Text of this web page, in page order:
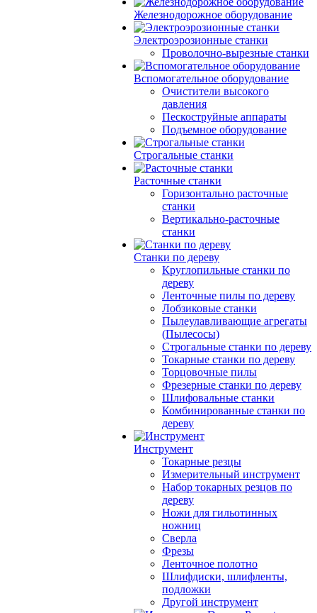
Железнодорожное оборудование
Электроэрозионные станки
Проволочно-вырезные станки
Вспомогательное оборудование
Очистители высокого
давления
Пескоструйные аппараты
Подъемное оборудование
Строгальные станки
Расточные станки
Горизонтально расточные
станки
Вертикально-расточные
станки
Станки по дереву
Круглопильные станки по
дереву
Ленточные пилы по дереву
Лобзиковые станки
Пылеулавливающие агрегаты
(Пылесосы)
Строгальные станки по дереву
Токарные станки по дереву
Торцовочные пилы
Фрезерные станки по дереву
Шлифовальные станки
Комбинированные станки по
дереву
Инструмент
Токарные резцы
Измерительный инструмент
Набор токарных резцов по
дереву
Ножи для гильотинных
ножниц
Сверла
Фрезы
Ленточное полотно
Шлифдиски, шлифленты,
подложки
Другой инструмент